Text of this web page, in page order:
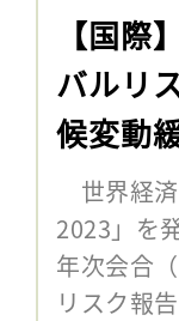
【国
バルリ
候変動
世界経
2023」を
年次会合
リスク報